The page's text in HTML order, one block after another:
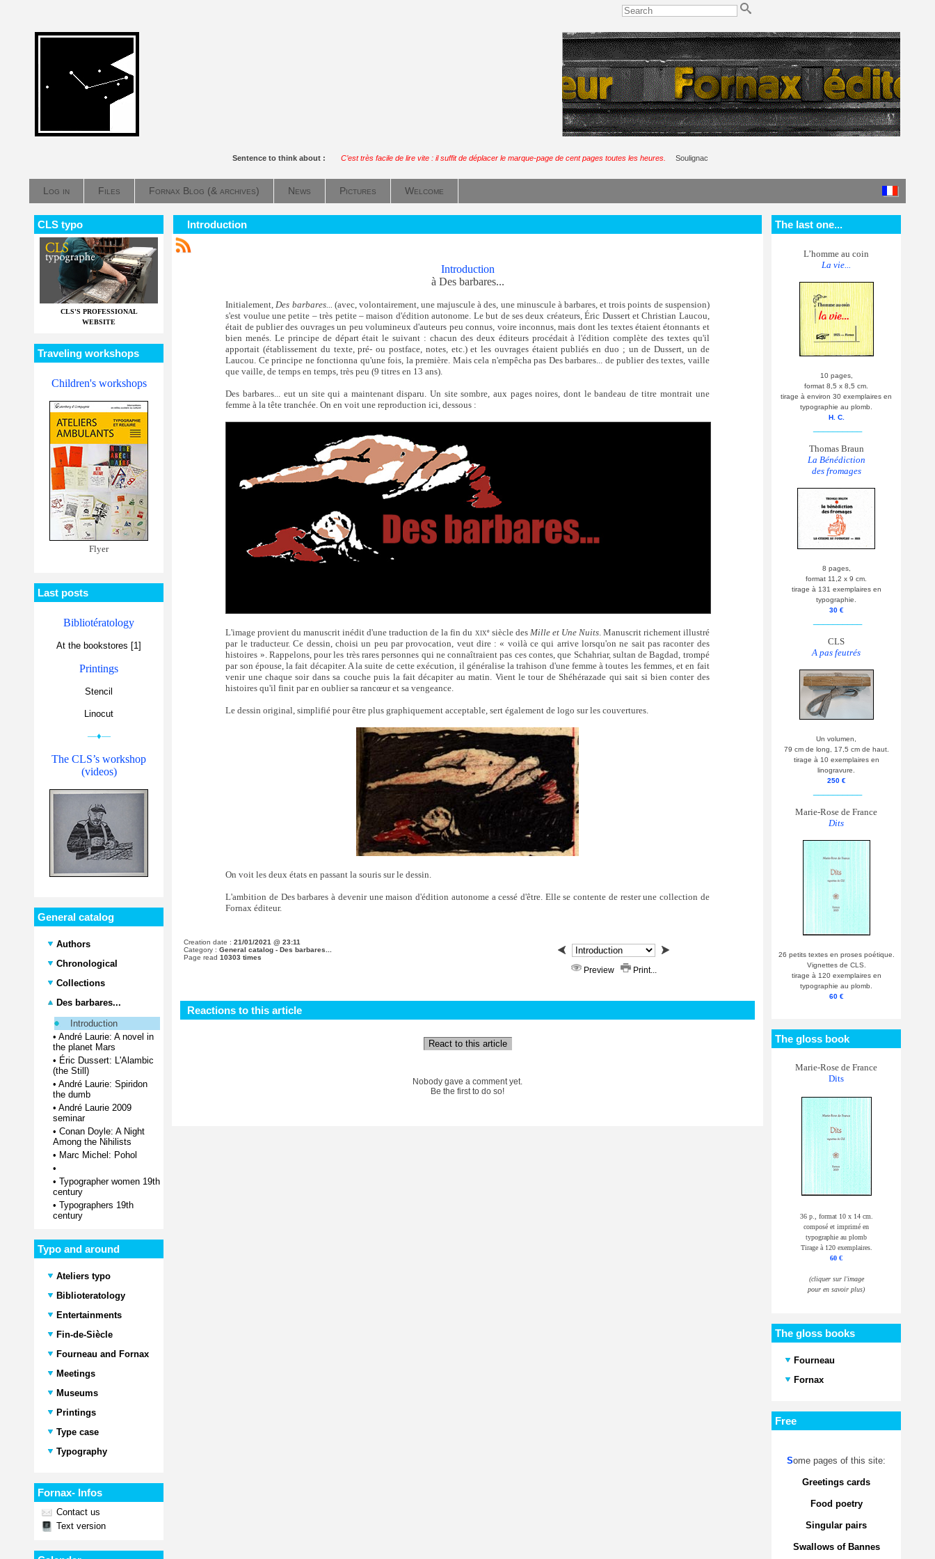
Sentence to think about : C’est très facile de lire vite : il suffit de déplacer le marque-page de cent pages toutes les heures. Soulignac
Log in Files Fornax Blog (& archives) News Pictures Welcome
CLS typo
CLS'S PROFESSIONAL
WEBSITE
Traveling workshops
Children's workshops
Flyer
Last posts
Bibliotératology
At the bookstores [1]
Printings
Stencil
Linocut
—♦—
The CLS’s workshop
(videos)
General catalog
Authors
Chronological
Collections
Des barbares...
Introduction
• André Laurie: A novel in
the planet Mars
• Éric Dussert: L'Alambic
(the Still)
• André Laurie: Spiridon
the dumb
• André Laurie 2009
seminar
• Conan Doyle: A Night
Among the Nihilists
• Marc Michel: Pohol
•
• Typographer women 19th
century
• Typographers 19th
century
Typo and around
Ateliers typo
Biblioteratology
Entertainments
Fin-de-Siècle
Fourneau and Fornax
Meetings
Museums
Printings
Type case
Typography
Fornax- Infos
Contact us
Text version
Introduction
Introduction
à Des barbares...
Initialement, Des barbares...
(avec, volontairement, une majuscule à des, une minuscule à barbares, et trois points de suspension)
s'est voulue une petite – très petite – maison d'édition autonome. Le but de ses deux créateurs, Éric Dussert et Christian Laucou,
était de publier des ouvrages un peu volumineux d'auteurs peu connus, voire inconnus, mais dont les textes étaient étonnants et
bien menés. Le principe de départ était le suivant : chacun des deux éditeurs procédait à l'édition complète des textes qu'il
apportait (établissement du texte, pré- ou postface, notes, etc.) et les ouvrages étaient publiés en duo ; un de Dussert, un de
Laucou. Ce principe ne fonctionna qu'une fois, la première. Mais cela n'empêcha pas Des barbares... de publier des textes, vaille
que vaille, de temps en temps, très peu (9 titres en 13 ans).
Des barbares... eut un site qui a maintenant disparu. Un site sombre, aux pages noires, dont le bandeau de titre montrait une
femme à la tête tranchée. On en voit une reproduction ici, dessous :
L'image provient du manuscrit inédit d'une traduction de la fin du XIXesiècle des Mille et Une Nuits. Manuscrit richement illustré
par le traducteur. Ce dessin, choisi un peu par provocation, veut dire : « voilà ce qui arrive lorsqu'on ne sait pas raconter des
histoires ». Rappelons, pour les très rares personnes qui ne connaîtraient pas ces contes, que Schahriar, sultan de Bagdad, trompé
par son épouse, la fait décapiter. A la suite de cette exécution, il généralise la trahison d'une femme à toutes les femmes, et en fait
venir une chaque soir dans sa couche puis la fait décapiter au matin. Vient le tour de Shéhérazade qui sait si bien conter des
histoires qu'il finit par en oublier sa rancœur et sa vengeance.
Le dessin original, simplifié pour être plus graphiquement acceptable, sert également de logo sur les couvertures.
On voit les deux états en passant la souris sur le dessin.
L'ambition de Des barbares à devenir une maison d'édition autonome a cessé d'être. Elle se contente de rester une collection de
Fornax éditeur.
Creation date : 21/01/2021 @ 23:11
Category : General catalog - Des barbares...
Page read 10303 times
Preview Print...
Reactions to this article
React to this article
Nobody gave a comment yet.
Be the first to do so!
The last one...
L’homme au coin
La vie...
10 pages,
format 8,5 x 8,5 cm.
tirage à environ 30 exemplaires en
typographie au plomb.
H. C.
Thomas Braun
La Bénédiction
des fromages
8 pages,
format 11,2 x 9 cm.
tirage à 131 exemplaires en
typographie.
30 €
CLS
A pas feutrés
Un volumen,
79 cm de long, 17,5 cm de haut.
tirage à 10 exemplaires en
linogravure.
250 €
Marie-Rose de France
Dits
26 petits textes en proses poétique.
Vignettes de CLS.
tirage à 120 exemplaires en
typographie au plomb.
60 €
The gloss book
Marie-Rose de France
Dits
36 p., format 10 x 14 cm.
composé et imprimé en
typographie au plomb
Tirage à 120 exemplaires.
60 €
(cliquer sur l'image
pour en savoir plus)
The gloss books
Fourneau
Fornax
Free
Some pages of this site:
Greetings cards
Food poetry
Singular pairs
Swallows of Bannes